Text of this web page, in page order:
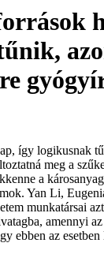
így logikusnak
meg a
a
Yan Li,
munkatársai
amennyi
ebben az